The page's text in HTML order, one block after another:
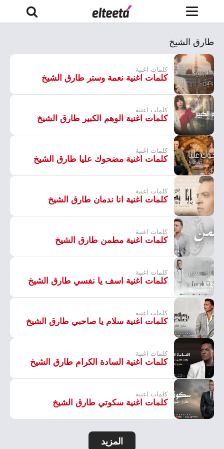
طارق الشيخ
كلمات اغنية
كلمات اغنية نعمة وستر طارق الشيخ
كلمات اغنية
كلمات اغنية الوهم الكبير طارق الشيخ
كلمات اغنية
كلمات اغنية مضحوك عليا طارق الشيخ
كلمات اغنية
كلمات اغنية انا ندمان طارق الشيخ
كلمات اغنية
كلمات اغنية مطمن طارق الشيخ
كلمات اغنية
كلمات اغنية اسف يا نفسي طارق الشيخ
كلمات اغنية
كلمات اغنية سلام يا صاحبي طارق الشيخ
كلمات اغنية
كلمات اغنية السادة الكرام طارق الشيخ
كلمات اغنية
كلمات اغنية سكوتي طارق الشيخ
المزيد